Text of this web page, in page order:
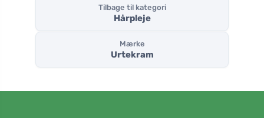
Tilbage til kategori
Hårpleje
Mærke
Urtekram